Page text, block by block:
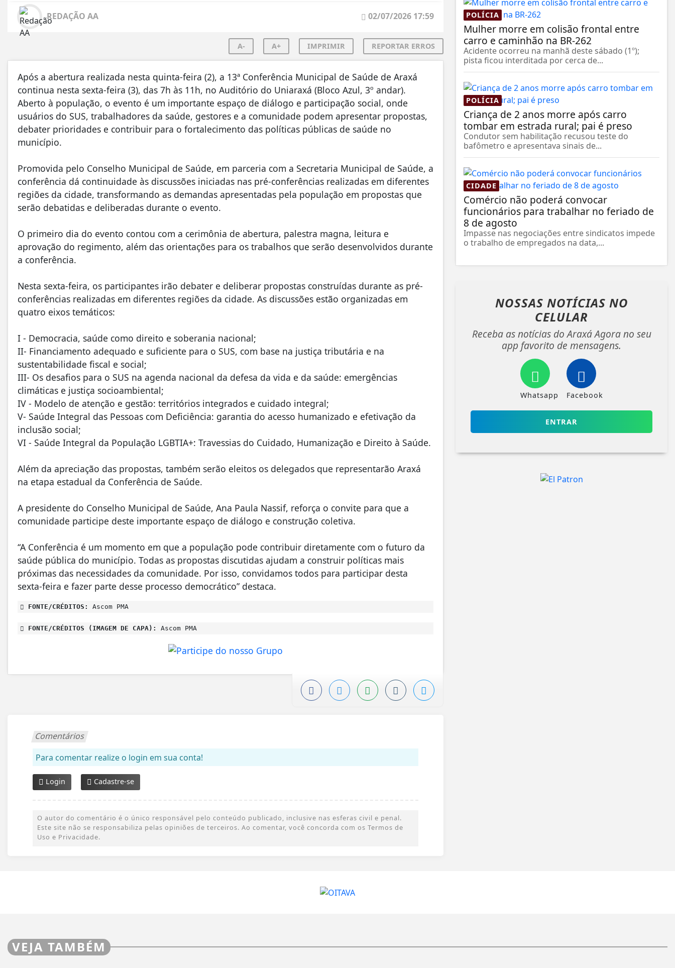
REDAÇÃO AA 02/07/2026 17:59
A- A+ IMPRIMIR REPORTAR ERROS
Após a abertura realizada nesta quinta-feira (2), a 13ª Conferência Municipal de Saúde de Araxá
continua nesta sexta-feira (3), das 7h às 11h, no Auditório do Uniaraxá (Bloco Azul, 3º andar).
Aberto à população, o evento é um importante espaço de diálogo e participação social, onde
usuários do SUS, trabalhadores da saúde, gestores e a comunidade podem apresentar propostas,
debater prioridades e contribuir para o fortalecimento das políticas públicas de saúde no
município.
Promovida pelo Conselho Municipal de Saúde, em parceria com a Secretaria Municipal de Saúde, a
conferência dá continuidade às discussões iniciadas nas pré-conferências realizadas em diferentes
regiões da cidade, transformando as demandas apresentadas pela população em propostas que
serão debatidas e deliberadas durante o evento.
O primeiro dia do evento contou com a cerimônia de abertura, palestra magna, leitura e
aprovação do regimento, além das orientações para os trabalhos que serão desenvolvidos durante
a conferência.
Nesta sexta-feira, os participantes irão debater e deliberar propostas construídas durante as pré-
conferências realizadas em diferentes regiões da cidade. As discussões estão organizadas em
quatro eixos temáticos:
I - Democracia, saúde como direito e soberania nacional;
II- Financiamento adequado e suficiente para o SUS, com base na justiça tributária e na
sustentabilidade fiscal e social;
III- Os desafios para o SUS na agenda nacional da defesa da vida e da saúde: emergências
climáticas e justiça socioambiental;
IV - Modelo de atenção e gestão: territórios integrados e cuidado integral;
V- Saúde Integral das Pessoas com Deficiência: garantia do acesso humanizado e efetivação da
inclusão social;
VI - Saúde Integral da População LGBTIA+: Travessias do Cuidado, Humanização e Direito à Saúde.
Além da apreciação das propostas, também serão eleitos os delegados que representarão Araxá
na etapa estadual da Conferência de Saúde.
A presidente do Conselho Municipal de Saúde, Ana Paula Nassif, reforça o convite para que a
comunidade participe deste importante espaço de diálogo e construção coletiva.
“A Conferência é um momento em que a população pode contribuir diretamente com o futuro da
saúde pública do município. Todas as propostas discutidas ajudam a construir políticas mais
próximas das necessidades da comunidade. Por isso, convidamos todos para participar desta
sexta-feira e fazer parte desse processo democrático” destaca.
FONTE/CRÉDITOS: Ascom PMA
FONTE/CRÉDITOS (IMAGEM DE CAPA): Ascom PMA
Comentários
Para comentar realize o login em sua conta!
Login Cadastre-se
O autor do comentário é o único responsável pelo conteúdo publicado, inclusive nas esferas civil e penal.
Este site não se responsabiliza pelas opiniões de terceiros. Ao comentar, você concorda com os Termos de
Uso e Privacidade.
POLÍCIA
Mulher morre em colisão frontal entre
carro e caminhão na BR-262
Acidente ocorreu na manhã deste sábado (1º);
pista ficou interditada por cerca de...
POLÍCIA
Criança de 2 anos morre após carro
tombar em estrada rural; pai é preso
Condutor sem habilitação recusou teste do
bafômetro e apresentava sinais de...
CIDADE
Comércio não poderá convocar
funcionários para trabalhar no feriado de
8 de agosto
Impasse nas negociações entre sindicatos impede
o trabalho de empregados na data,...
NOSSAS NOTÍCIAS NO
CELULAR
Receba as notícias do Araxá Agora no seu
app favorito de mensagens.
Whatsapp Facebook
ENTRAR
VEJA TAMBÉM